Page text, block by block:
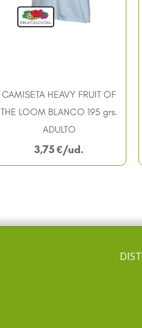
CAMISETA HEAVY FRUIT OF
THE LOOM BLANCO 195 grs.
ADULTO
3,75€